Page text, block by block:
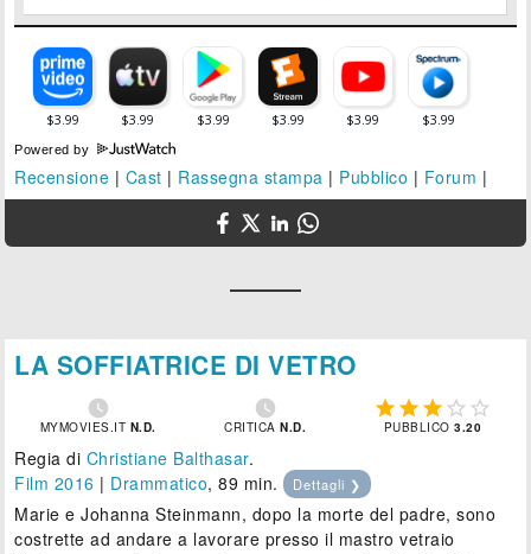
Powered by
Recensione | Cast | Rassegna stampa | Pubblico | Forum |
LA SOFFIATRICE DI VETRO

MYMOVIES.IT N.D.

CRITICAN.D.
    
PUBBLICO3.20
Regia di Christiane Balthasar.
Film 2016 | Drammatico, 89 min. Dettagli ❯
Marie e Johanna Steinmann, dopo la morte del padre, sono
costrette ad andare a lavorare presso il mastro vetraio